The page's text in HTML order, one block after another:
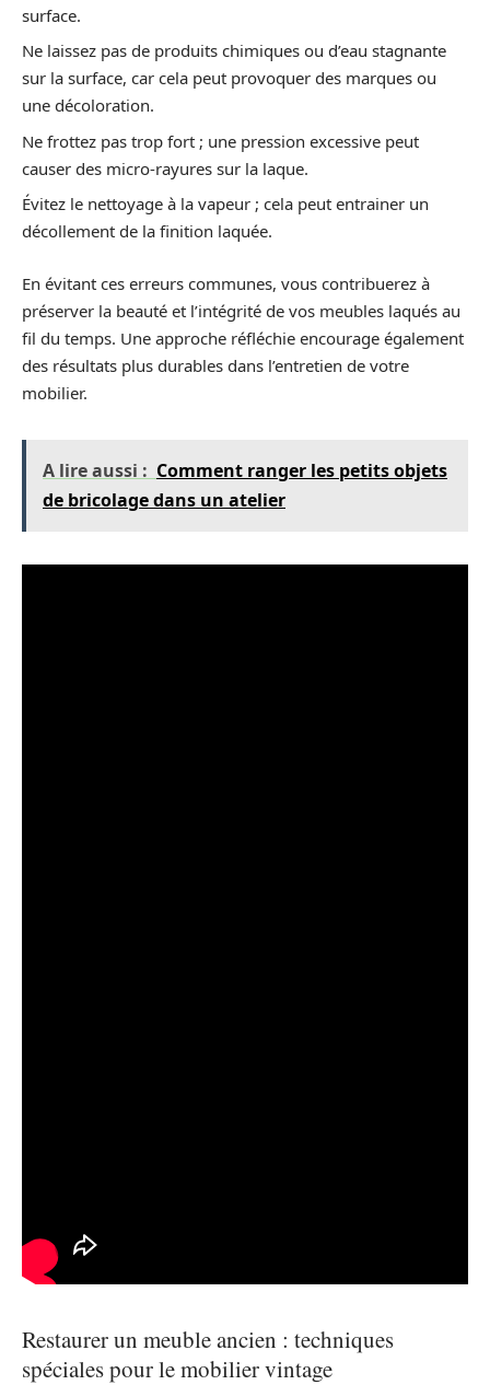
surface.
Ne laissez pas de produits chimiques ou d’eau stagnante
sur la surface, car cela peut provoquer des marques ou
une décoloration.
Ne frottez pas trop fort ; une pression excessive peut
causer des micro-rayures sur la laque.
Évitez le nettoyage à la vapeur ; cela peut entrainer un
décollement de la finition laquée.
En évitant ces erreurs communes, vous contribuerez à
préserver la beauté et l’intégrité de vos meubles laqués au
fil du temps. Une approche réfléchie encourage également
des résultats plus durables dans l’entretien de votre
mobilier.
A lire aussi : Comment ranger les petits objets
de bricolage dans un atelier
Restaurer un meuble ancien : techniques
spéciales pour le mobilier vintage